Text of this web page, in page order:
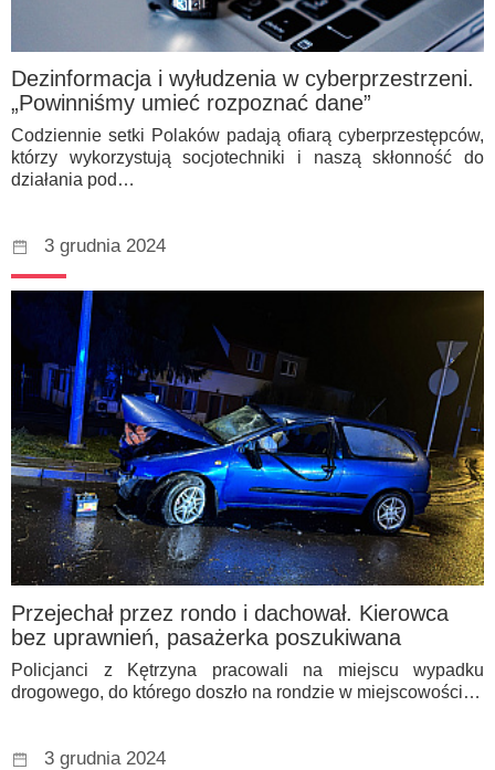
Dezinformacja i wyłudzenia w cyberprzestrzeni.
„Powinniśmy umieć rozpoznać dane”
Codziennie setki Polaków padają ofiarą cyberprzestępców,
którzy wykorzystują socjotechniki i naszą skłonność do
działania pod…
3 grudnia 2024
Przejechał przez rondo i dachował. Kierowca
bez uprawnień, pasażerka poszukiwana
Policjanci z Kętrzyna pracowali na miejscu wypadku
drogowego, do którego doszło na rondzie w miejscowości…
3 grudnia 2024